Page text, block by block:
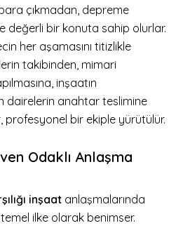
çıkmadan, depreme
değerli bir konuta sahip olurlar.
her aşamasını titizlikle
takibinden, mimari
inşaatın
dairelerin anahtar teslimine
bir ekiple yürütülür.
Odaklı Anlaşma
inşaatanlaşmalarında
ilke olarak benimser.